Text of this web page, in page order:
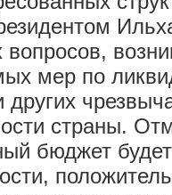
мер по
других
страны.
бюджет